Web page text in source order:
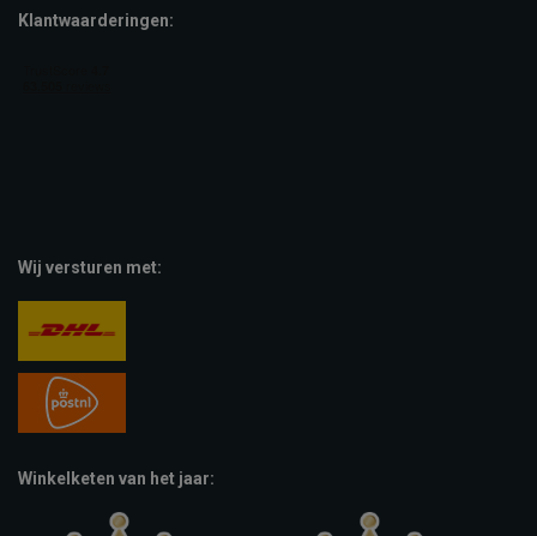
Klantwaarderingen:
Wij versturen met:
Winkelketen van het jaar: